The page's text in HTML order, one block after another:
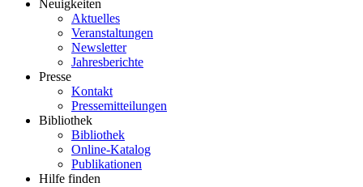
Neuigkeiten
Aktuelles
Veranstaltungen
Newsletter
Jahresberichte
Presse
Kontakt
Pressemitteilungen
Bibliothek
Bibliothek
Online-Katalog
Publikationen
Hilfe finden